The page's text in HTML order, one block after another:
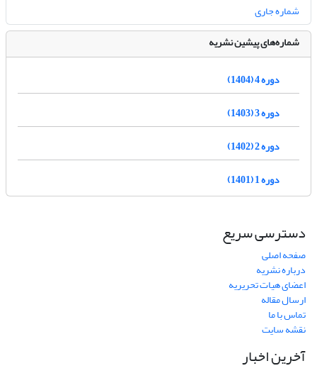
شماره جاری
شماره‌های پیشین نشریه
دوره 4 (1404)
دوره 3 (1403)
دوره 2 (1402)
دوره 1 (1401)
دسترسی سریع
صفحه اصلی
درباره نشریه
اعضای هیات تحریریه
ارسال مقاله
تماس با ما
نقشه سایت
آخرین اخبار